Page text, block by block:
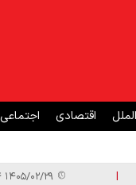
اقتصادی اجتماعی
| ۱۴۰۵/۰۲/۲۹ ۰۹:۴۴:۵۴